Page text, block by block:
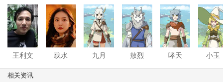
王利文 载水 九月 敖烈 哮天 小玉
相关资讯